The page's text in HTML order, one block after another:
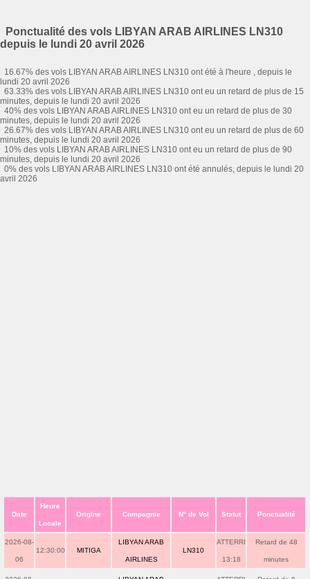
Ponctualité des vols LIBYAN ARAB AIRLINES LN310
depuis le lundi 20 avril 2026
16.67% des vols LIBYAN ARAB AIRLINES LN310 ont été à l'heure , depuis le
lundi 20 avril 2026
63.33% des vols LIBYAN ARAB AIRLINES LN310 ont eu un retard de plus de 15
minutes, depuis le lundi 20 avril 2026
40% des vols LIBYAN ARAB AIRLINES LN310 ont eu un retard de plus de 30
minutes, depuis le lundi 20 avril 2026
26.67% des vols LIBYAN ARAB AIRLINES LN310 ont eu un retard de plus de 60
minutes, depuis le lundi 20 avril 2026
10% des vols LIBYAN ARAB AIRLINES LN310 ont eu un retard de plus de 90
minutes, depuis le lundi 20 avril 2026
0% des vols LIBYAN ARAB AIRLINES LN310 ont été annulés, depuis le lundi 20
avril 2026
Date
Heure
Locale
Origine Compagnie N° de Vol Statut Ponctualité
2026-08-
06
12:30:00 MITIGA
LIBYAN ARAB
AIRLINES
LN310
ATTERRI
13:18
Retard de 48
minutes